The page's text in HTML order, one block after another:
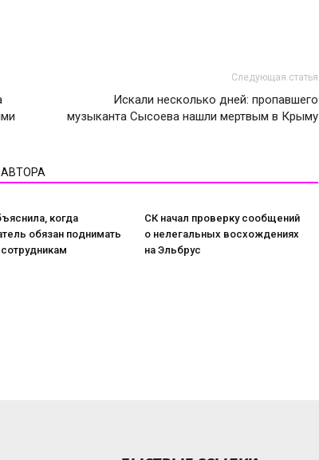
Следующая статья
Искали несколько дней: пропавшего
музыканта Сысоева нашли мертвым в Крыму
когда
обязан поднимать
сотрудникам
СК начал проверку сообщений
о нелегальных восхождениях
на Эльбрус